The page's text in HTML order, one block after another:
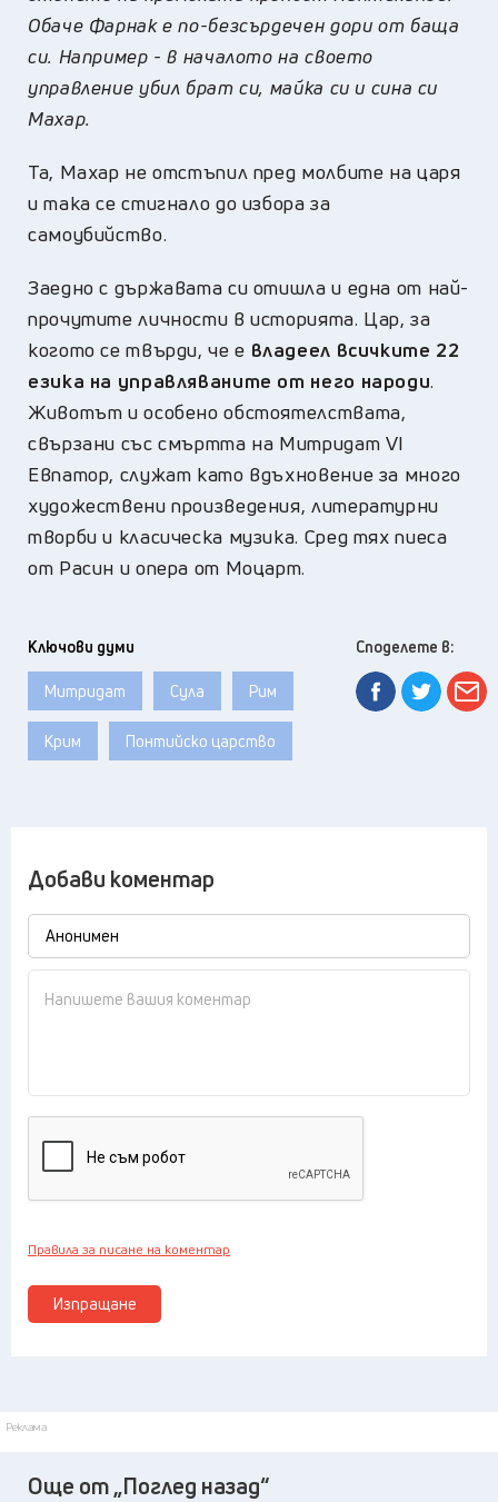
Обаче Фарнак е по-безсърдечен дори от баща
си. Например - в началото на своето
управление убил брат си, майка си и сина си
Махар.
Та, Махар не отстъпил пред молбите на царя
и така се стигнало до избора за
самоубийство.
Заедно с държавата си отишла и една от най-
прочутите личности в историята. Цар, за
когото се твърди, че е владеел всичките 22
езика на управляваните от него народи.
Животът и особено обстоятелствата,
свързани със смъртта на Митридат VI
Евпатор, служат като вдъхновение за много
художествени произведения, литературни
творби и класическа музика. Сред тях пиеса
от Расин и опера от Моцарт.
Ключови думи
Митридат Сула Рим
Крим Понтийско царство
Споделете в:
Добави коментар
Изпращане
Правила за писане на коментар
Реклама
Още от „Поглед назад“